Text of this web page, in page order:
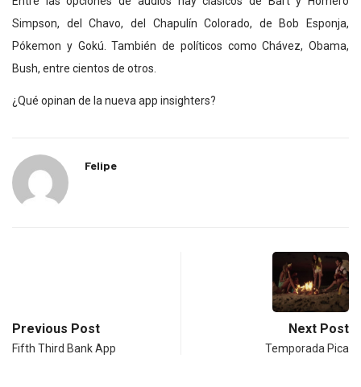
Simpson, del Chavo, del Chapulín Colorado, de Bob Esponja,
Pókemon y Gokú. También de políticos como Chávez, Obama,
Bush, entre cientos de otros.
¿Qué opinan de la nueva app insighters?
Felipe
Previous Post
Fifth Third Bank App
Next Post
Temporada Pica